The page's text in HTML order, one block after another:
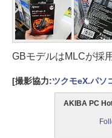
GBモデルはMLCが採
[撮影協力:ツクモeX.パソ
AKIBA PC